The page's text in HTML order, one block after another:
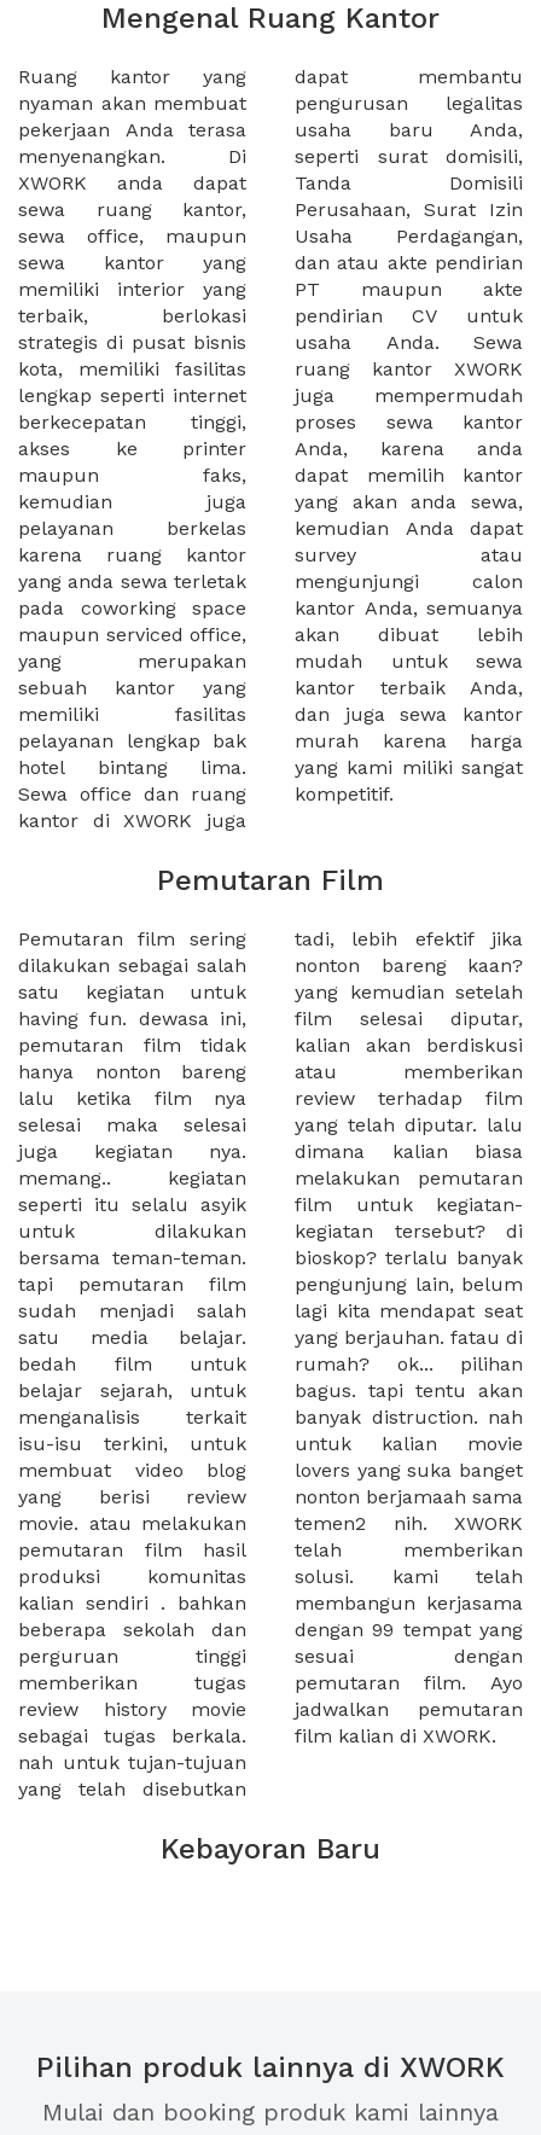
Mengenal Ruang Kantor
Ruang kantor yang
nyaman akan membuat
pekerjaan Anda terasa
menyenangkan. Di
XWORK anda dapat
sewa ruang kantor,
sewa office, maupun
sewa kantor yang
memiliki interior yang
terbaik, berlokasi
strategis di pusat bisnis
kota, memiliki fasilitas
lengkap seperti internet
berkecepatan tinggi,
akses ke printer
maupun faks,
kemudian juga
pelayanan berkelas
karena ruang kantor
yang anda sewa terletak
pada coworking space
maupun serviced office,
yang merupakan
sebuah kantor yang
memiliki fasilitas
pelayanan lengkap bak
hotel bintang lima.
Sewa office dan ruang
kantor di XWORK juga
dapat membantu
pengurusan legalitas
usaha baru Anda,
seperti surat domisili,
Tanda Domisili
Perusahaan, Surat Izin
Usaha Perdagangan,
dan atau akte pendirian
PT maupun akte
pendirian CV untuk
usaha Anda. Sewa
ruang kantor XWORK
juga mempermudah
proses sewa kantor
Anda, karena anda
dapat memilih kantor
yang akan anda sewa,
kemudian Anda dapat
survey atau
mengunjungi calon
kantor Anda, semuanya
akan dibuat lebih
mudah untuk sewa
kantor terbaik Anda,
dan juga sewa kantor
murah karena harga
yang kami miliki sangat
kompetitif.
Pemutaran Film
Pemutaran film sering
dilakukan sebagai salah
satu kegiatan untuk
having fun. dewasa ini,
pemutaran film tidak
hanya nonton bareng
lalu ketika film nya
selesai maka selesai
juga kegiatan nya.
memang.. kegiatan
seperti itu selalu asyik
untuk dilakukan
bersama teman-teman.
tapi pemutaran film
sudah menjadi salah
satu media belajar.
bedah film untuk
belajar sejarah, untuk
menganalisis terkait
isu-isu terkini, untuk
membuat video blog
yang berisi review
movie. atau melakukan
pemutaran film hasil
produksi komunitas
kalian sendiri . bahkan
beberapa sekolah dan
perguruan tinggi
memberikan tugas
review history movie
sebagai tugas berkala.
nah untuk tujan-tujuan
yang telah disebutkan
tadi, lebih efektif jika
nonton bareng kaan?
yang kemudian setelah
film selesai diputar,
kalian akan berdiskusi
atau memberikan
review terhadap film
yang telah diputar. lalu
dimana kalian biasa
melakukan pemutaran
film untuk kegiatan-
kegiatan tersebut? di
bioskop? terlalu banyak
pengunjung lain, belum
lagi kita mendapat seat
yang berjauhan. fatau di
rumah? ok... pilihan
bagus. tapi tentu akan
banyak distruction. nah
untuk kalian movie
lovers yang suka banget
nonton berjamaah sama
temen2 nih. XWORK
telah memberikan
solusi. kami telah
membangun kerjasama
dengan 99 tempat yang
sesuai dengan
pemutaran film. Ayo
jadwalkan pemutaran
film kalian di XWORK.
Kebayoran Baru
Pilihan produk lainnya di XWORK
Mulai dan booking produk kami lainnya